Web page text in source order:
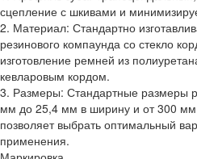
сцепление с шкивами и
2. Материал: Стандартно
резинового компаунда со стекло
изготовление ремней из
кевларовым кордом.
3. Размеры: Стандартные размеры
мм до 25,4 мм в ширину и от 300
позволяет выбрать оптимальный
применения.